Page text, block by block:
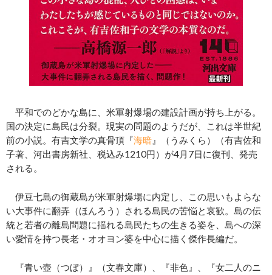
平和でのどかな島に、米軍射爆場の建設計画が持ち上がる。
国の決定に島民は分裂。現実の問題のようだが、これは半世紀
前の小説。有吉文学の真骨頂『海暗 』（うみくら）（有吉佐和
子著、河出書房新社、税込み1210円）が4月7日に復刊、発売
される。
伊豆七島の御蔵島が米軍射爆場に内定し、この思いもよらな
い大事件に翻弄（ほんろう）される島民の苦悩と哀歓。島の伝
統と若者の離島問題に揺れる島民たちの生きる姿を、島への深
い愛情を持つ長老・オオヨン婆を中心に描く傑作長編だ。
『青い壺（つぼ）』（文春文庫）、『非色』、『女二人のニ